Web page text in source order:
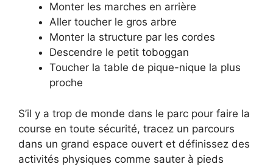
Monter les marches en arrière
Aller toucher le gros arbre
Monter la structure par les cordes
Descendre le petit toboggan
Toucher la table de pique-nique la plus
proche
S’il y a trop de monde dans le parc pour faire la
course en toute sécurité, tracez un parcours
dans un grand espace ouvert et définissez des
activités physiques comme sauter à pieds